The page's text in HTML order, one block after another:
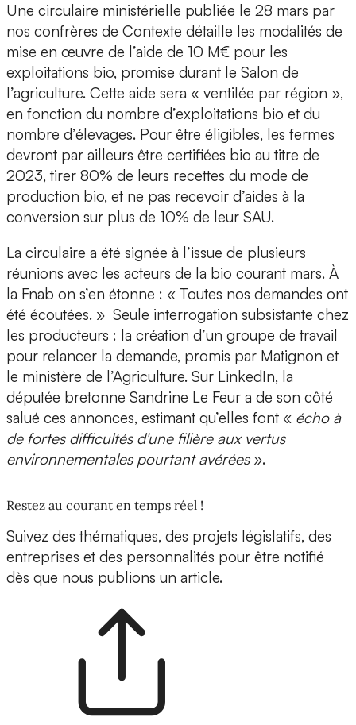
Une circulaire ministérielle publiée le 28 mars par
nos confrères de Contexte détaille les modalités de
mise en œuvre de l’aide de 10 M€ pour les
exploitations bio, promise durant le Salon de
l’agriculture. Cette aide sera « ventilée par région »,
en fonction du nombre d’exploitations bio et du
nombre d’élevages. Pour être éligibles, les fermes
devront par ailleurs être certifiées bio au titre de
2023, tirer 80% de leurs recettes du mode de
production bio, et ne pas recevoir d’aides à la
conversion sur plus de 10% de leur SAU.
La circulaire a été signée à l’issue de plusieurs
réunions avec les acteurs de la bio courant mars. À
la Fnab on s’en étonne : « Toutes nos demandes ont
été écoutées. » Seule interrogation subsistante chez
les producteurs : la création d’un groupe de travail
pour relancer la demande, promis par Matignon et
le ministère de l’Agriculture. Sur LinkedIn, la
députée bretonne Sandrine Le Feur a de son côté
salué ces annonces, estimant qu’elles font « écho à
de fortes difficultés d'une filière aux vertus
environnementales pourtant avérées ».
Restez au courant en temps réel !
Suivez des thématiques, des projets législatifs, des
entreprises et des personnalités pour être notifié
dès que nous publions un article.